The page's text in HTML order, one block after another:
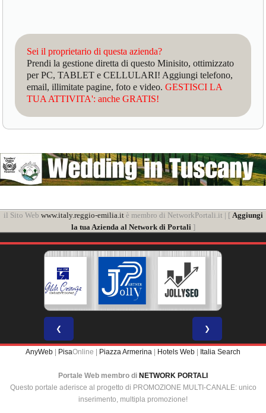
Sei il proprietario di questa azienda?
Prendi la gestione diretta di questo Minisito, ottimizzato
per PC, TABLET e CELLULARI! Aggiungi telefono,
email, illimitate pagine, foto e video.GESTISCI LA
TUA ATTIVITA': anche GRATIS!
il Sito Web www.italy.reggio-emilia.itè membro di NetworkPortali.it | [ Aggiungi
la tua Azienda al Network di Portali]
❮ ❯
AnyWeb PisaOnline | Piazza Armerina Hotels Web Italia Search
Portale Web membro di NETWORK PORTALI
Questo portale aderisce al progetto di PROMOZIONE MULTI-CANALE: unico
inserimento, multipla promozione!